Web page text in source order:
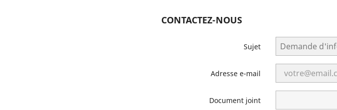
CONTACTEZ-NOUS
Sujet
Adresse e-mail
Document joint